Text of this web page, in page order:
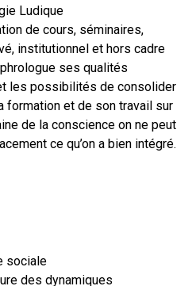
Ludique
de cours, séminaires,
institutionnel et hors cadre
ses qualités
les possibilités de consolider
formation et de son travail sur
de la conscience on ne peut
ce qu’on a bien intégré.
sociale
des dynamiques